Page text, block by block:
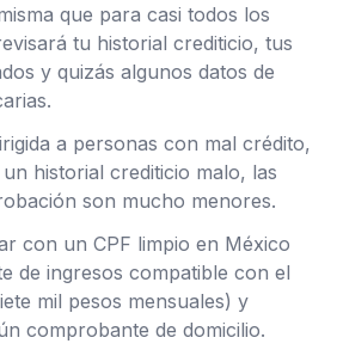
que para casi todos los
tu historial crediticio, tus
y quizás algunos datos de
a personas con mal crédito,
historial crediticio malo, las
son mucho menores.
con un CPF limpio en México
de ingresos compatible con el
mil pesos mensuales) y
comprobante de domicilio.